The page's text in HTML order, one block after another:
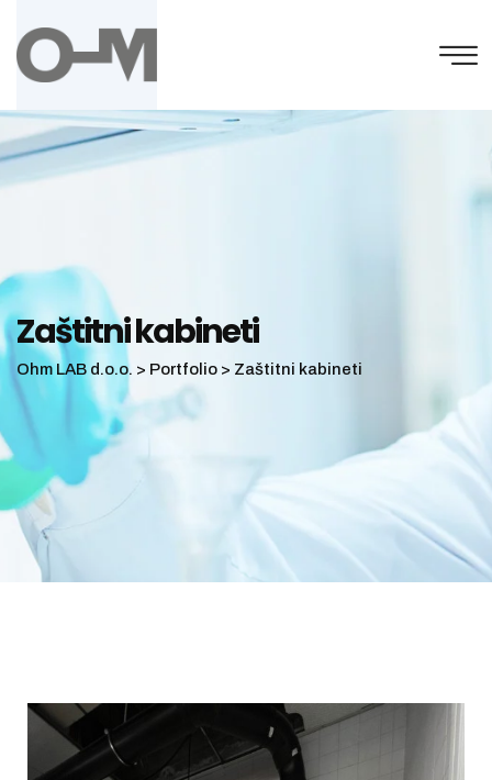
Zaštitni kabineti
Ohm LAB d.o.o. > Portfolio > Zaštitni kabineti